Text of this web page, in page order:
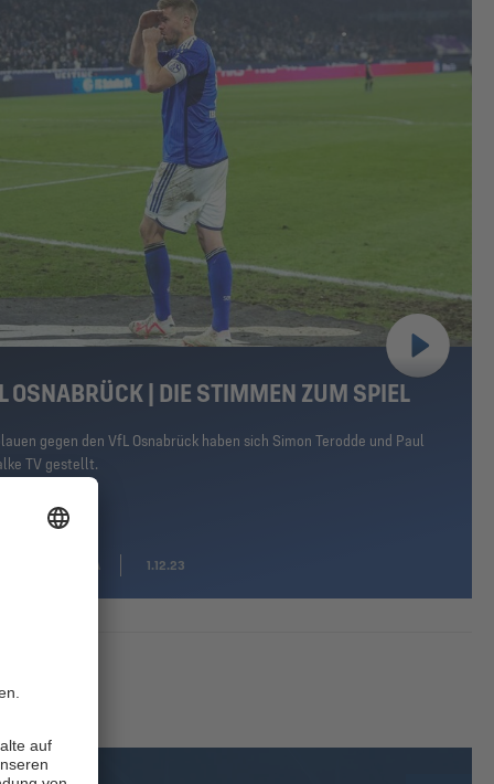
OSNABRÜCK | DIE STIMMEN ZUM SPIEL
gegen den VfL Osnabrück haben sich Simon Terodde und Paul
TV gestellt.
1.12.23